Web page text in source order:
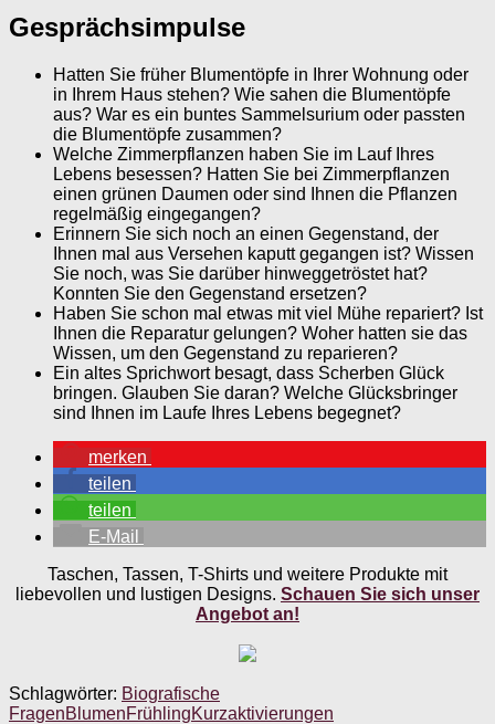
Gesprächsimpulse
Hatten Sie früher Blumentöpfe in Ihrer Wohnung oder
in Ihrem Haus stehen? Wie sahen die Blumentöpfe
aus? War es ein buntes Sammelsurium oder passten
die Blumentöpfe zusammen?
Welche Zimmerpflanzen haben Sie im Lauf Ihres
Lebens besessen? Hatten Sie bei Zimmerpflanzen
einen grünen Daumen oder sind Ihnen die Pflanzen
regelmäßig eingegangen?
Erinnern Sie sich noch an einen Gegenstand, der
Ihnen mal aus Versehen kaputt gegangen ist? Wissen
Sie noch, was Sie darüber hinweggetröstet hat?
Konnten Sie den Gegenstand ersetzen?
Haben Sie schon mal etwas mit viel Mühe repariert? Ist
Ihnen die Reparatur gelungen? Woher hatten sie das
Wissen, um den Gegenstand zu reparieren?
Ein altes Sprichwort besagt, dass Scherben Glück
bringen. Glauben Sie daran? Welche Glücksbringer
sind Ihnen im Laufe Ihres Lebens begegnet?
merken
teilen
teilen
E-Mail
Taschen, Tassen, T-Shirts und weitere Produkte mit
liebevollen und lustigen Designs. Schauen Sie sich unser
Angebot an!
Schlagwörter: Biografische
FragenBlumenFrühlingKurzaktivierungen